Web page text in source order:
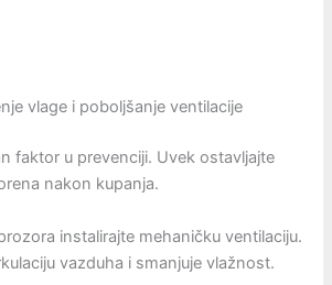
vlage i poboljšanje ventilacije
faktor u prevenciji. Uvek ostavljajte
nakon kupanja.
instalirajte mehaničku ventilaciju.
vazduha i smanjuje vlažnost.